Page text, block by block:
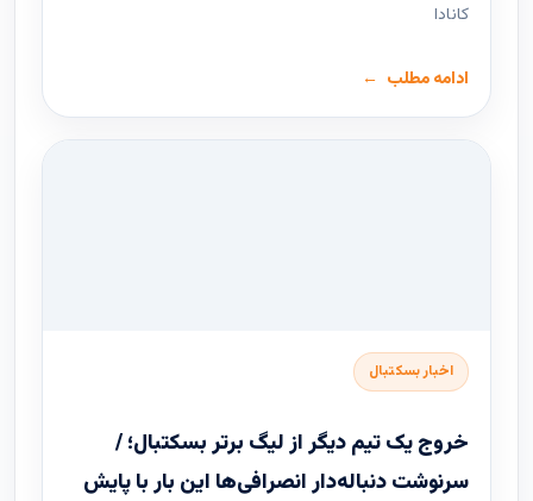
کانادا
ادامه مطلب
اخبار بسکتبال
خروج یک تیم دیگر از لیگ برتر بسکتبال؛ /
سرنوشت دنباله‌دار انصرافی‌ها این بار با پایش